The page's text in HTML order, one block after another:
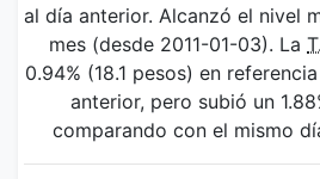
al día anterior. Alcanzó el nivel
mes (desde 2011-01-03). La
0.94% (18.1 pesos) en
anterior, pero subió un
comparando con el mismo